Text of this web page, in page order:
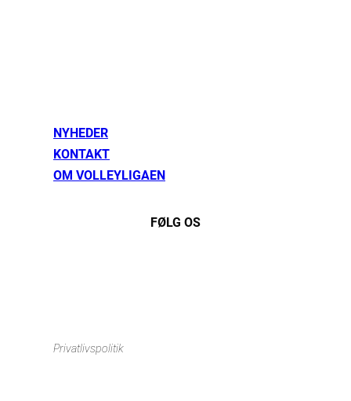
NYHEDER
KONTAKT
OM VOLLEYLIGAEN
FØLG OS
Privatlivspolitik